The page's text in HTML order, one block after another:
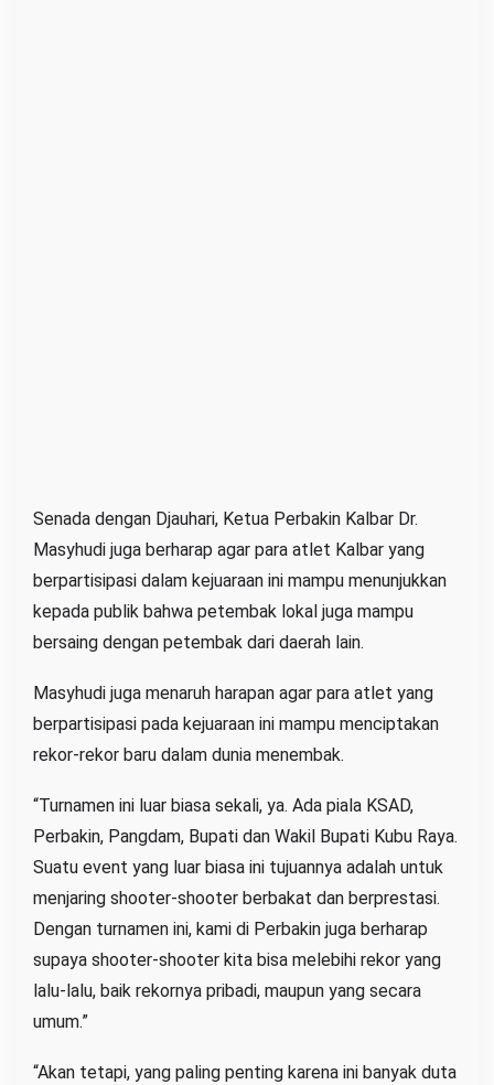
Senada dengan Djauhari, Ketua Perbakin Kalbar Dr.
Masyhudi juga berharap agar para atlet Kalbar yang
berpartisipasi dalam kejuaraan ini mampu menunjukkan
kepada publik bahwa petembak lokal juga mampu
bersaing dengan petembak dari daerah lain.
Masyhudi juga menaruh harapan agar para atlet yang
berpartisipasi pada kejuaraan ini mampu menciptakan
rekor-rekor baru dalam dunia menembak.
“Turnamen ini luar biasa sekali, ya. Ada piala KSAD,
Perbakin, Pangdam, Bupati dan Wakil Bupati Kubu Raya.
Suatu event yang luar biasa ini tujuannya adalah untuk
menjaring shooter-shooter berbakat dan berprestasi.
Dengan turnamen ini, kami di Perbakin juga berharap
supaya shooter-shooter kita bisa melebihi rekor yang
lalu-lalu, baik rekornya pribadi, maupun yang secara
umum.”
“Akan tetapi, yang paling penting karena ini banyak duta